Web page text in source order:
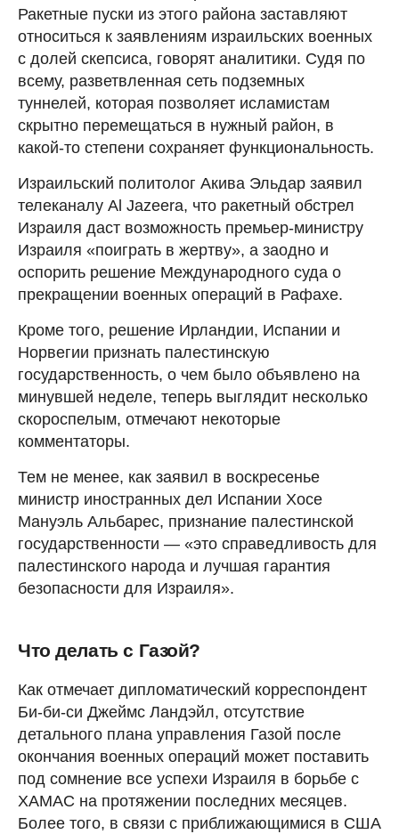
Ракетные пуски из этого района заставляют
относиться к заявлениям израильских военных
с долей скепсиса, говорят аналитики. Судя по
всему, разветвленная сеть подземных
туннелей, которая позволяет исламистам
скрытно перемещаться в нужный район, в
какой-то степени сохраняет функциональность.
Израильский политолог Акива Эльдар заявил
телеканалу Al Jazeera, что ракетный обстрел
Израиля даст возможность премьер-министру
Израиля «поиграть в жертву», а заодно и
оспорить решение Международного суда о
прекращении военных операций в Рафахе.
Кроме того, решение Ирландии, Испании и
Норвегии признать палестинскую
государственность, о чем было объявлено на
минувшей неделе, теперь выглядит несколько
скороспелым, отмечают некоторые
комментаторы.
Тем не менее, как заявил в воскресенье
министр иностранных дел Испании Хосе
Мануэль Альбарес, признание палестинской
государственности — «это справедливость для
палестинского народа и лучшая гарантия
безопасности для Израиля».
Что делать с Газой?
Как отмечает дипломатический корреспондент
Би-би-си Джеймс Ландэйл, отсутствие
детального плана управления Газой после
окончания военных операций может поставить
под сомнение все успехи Израиля в борьбе с
ХАМАС на протяжении последних месяцев.
Более того, в связи с приближающимися в США